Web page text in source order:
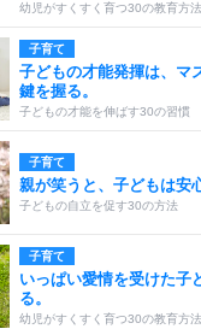
幼児がすくすく育つ30の教育方
子育て
子どもの才能発揮は、マ
鍵を握る。
子どもの才能を伸ばす30の習慣
子育て
親が笑うと、子どもは安
子どもの自立を促す30の方法
子育て
いっぱい愛情を受けた子
る。
幼児がすくすく育つ30の教育方